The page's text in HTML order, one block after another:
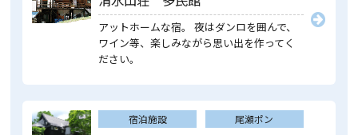
アットホームな宿。 夜はダンロを囲んで、
ワイン等、楽しみながら思い出を作ってく
ださい。
宿泊施設 尾瀬ポン